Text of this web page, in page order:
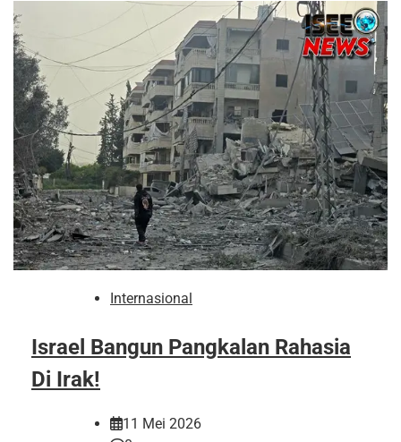
Internasional
Israel Bangun Pangkalan Rahasia
Di Irak!
11 Mei 2026